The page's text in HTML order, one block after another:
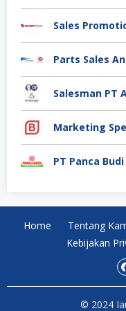
Salesman PT
Home Tentang
Kebijakan
© 2024